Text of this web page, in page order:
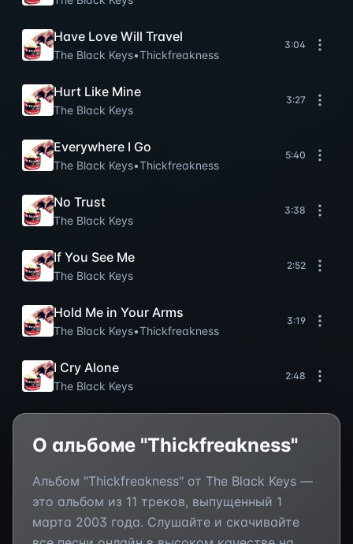
Have Love Will Travel
The Black Keys•Thickfreakness
3:04
Hurt Like Mine
The Black Keys
3:27
Everywhere I Go
The Black Keys•Thickfreakness
5:40
No Trust
The Black Keys
3:38
If You See Me
The Black Keys
2:52
Hold Me in Your Arms
The Black Keys•Thickfreakness
3:19
I Cry Alone
The Black Keys
2:48
О альбоме "Thickfreakness"
Альбом "Thickfreakness" от The Black Keys —
это альбом из 11 треков, выпущенный 1
марта 2003 года. Слушайте и скачивайте